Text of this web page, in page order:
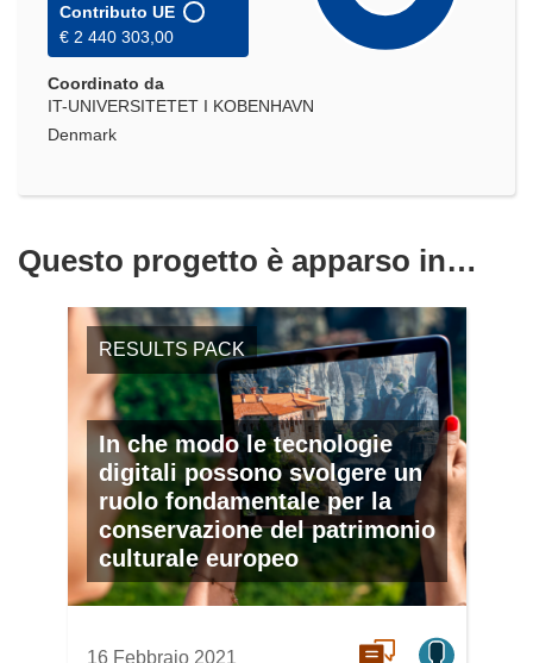
Contributo UE
€ 2 440 303,00
Coordinato da
IT-UNIVERSITETET I KOBENHAVN
Denmark
Questo progetto è apparso in…
RESULTS PACK
In che modo le tecnologie
digitali possono svolgere un
ruolo fondamentale per la
conservazione del patrimonio
culturale europeo
16 Febbraio 2021